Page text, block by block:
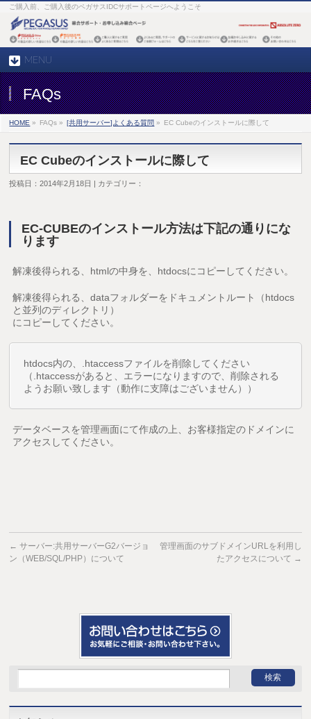
ご購入前、ご購入後のペガサスIDCサポートページへようこそ
MENU
FAQs
HOME » FAQs » [共用サーバー]よくある質問 » EC Cubeのインストールに際して
EC Cubeのインストールに際して
投稿日：2014年2月18日 | カテゴリー：
EC-CUBEのインストール方法は下記の通りにな
ります
解凍後得られる、htmlの中身を、htdocsにコピーしてください。
解凍後得られる、dataフォルダーをドキュメントルート（htdocs
と並列のディレクトリ）
にコピーしてください。
htdocs内の、.htaccessファイルを削除してください
（.htaccessがあると、エラーになりますので、削除される
ようお願い致します（動作に支障はございません））
データベースを管理画面にて作成の上、お客様指定のドメインに
アクセスしてください。
← サーバー:共用サーバーG2バージョ
ン（WEB/SQL/PHP）について
管理画面のサブドメインURLを利用し
たアクセスについて →